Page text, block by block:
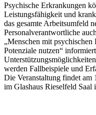
Psychische Erkrankungen
Leistungsfähigkeit und
das gesamte Arbeitsumfeld
Personalverantwortliche
„Menschen mit
Potenziale nutzen“
werden Fallbeispiele und
Die Veranstaltung findet
im Glashaus Rieselfeld Saal